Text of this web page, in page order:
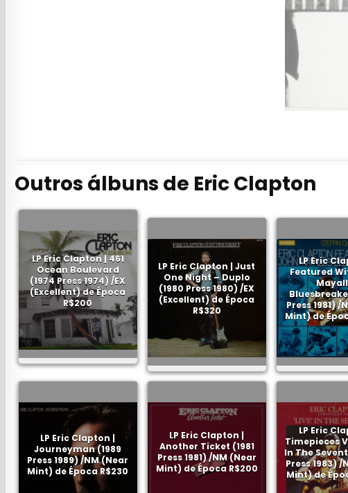
Outros álbuns de Eric Clapton
LP Eric Clapton | 461
Ocean Boulevard
(1974 Press 1974) /EX
(Excellent) de Época
R$200
LP Eric Clapton | Just
One Night – Duplo
(1980 Press 1980) /EX
(Excellent) de Época
R$320
LP Eric
Featured
Press 1981) /
Mint) de
LP Eric Clapton |
Journeyman (1989
Press 1989) /NM (Near
Mint) de Época R$230
LP Eric Clapton |
Another Ticket (1981
Press 1981) /NM (Near
Mint) de Época R$200
LP Eric
Timepieces
In The
Press 1983) /
Mint) de